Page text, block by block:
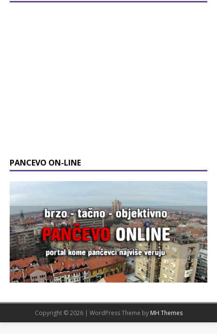
PANCEVO ON-LINE
Copyright © 2026 | WordPress Theme by MH Themes